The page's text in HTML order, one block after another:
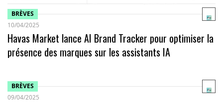
BRÈVES
10/04/2025
Havas Market lance AI Brand Tracker pour optimiser la
présence des marques sur les assistants IA
BRÈVES
09/04/2025